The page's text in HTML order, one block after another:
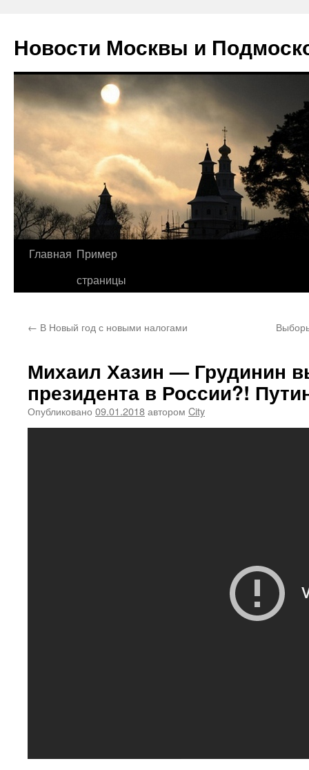
Новости Москвы и
Перейти
Главная Пример
страницы
← В Новый год с новыми налогами
Михаил Хазин — Грудинин
президента в России?!
Опубликовано 09.01.2018автором City